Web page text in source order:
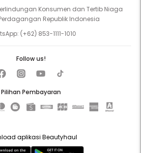
Konsumen dan Tertib Niaga
Republik Indonesia
(+62) 853-1111-1010
Pilihan Pembayaran
Follow us!
aplikasi Beautyhaul